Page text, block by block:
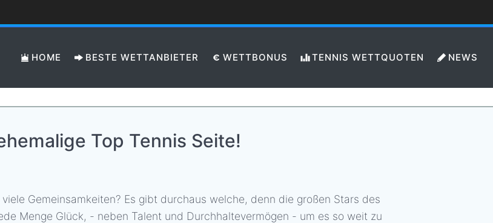
HOME BESTE WETTANBIETER WETTBONUS TENNIS WETTQUOTEN NEWS
Top Tennis Seite!
Gemeinsamkeiten? Es gibt durchaus welche, denn die großen Stars des
Menge Glück, - neben Talent und Durchhaltevermögen - um es so weit zu